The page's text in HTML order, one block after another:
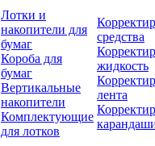
Лотки и
накопители для
бумаг
Короба для
бумаг
Вертикальные
накопители
Комплектующие
для лотков
средства
жидкость
лента